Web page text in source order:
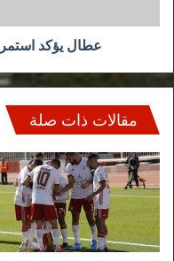
عطال يؤكد
مقالات ذات صلة